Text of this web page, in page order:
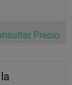
Precio